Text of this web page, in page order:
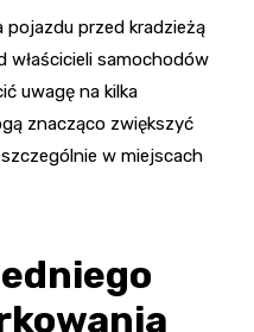
przed kradzieżą
właścicieli samochodów
uwagę na kilka
znacząco zwiększyć
w miejscach